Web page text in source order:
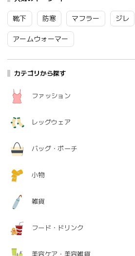
靴下 防寒 マフラー ジレ
アームウォーマー
カテゴリから探す
ファッション
レッグウェア
バッグ・ポーチ
小物
雑貨
フード・ドリンク
美容ケア・美容雑貨
ク デコレ Decole SK-
6255 Zk116
ダー 蚊遣り Decole
デコレ 豚 SK-87514